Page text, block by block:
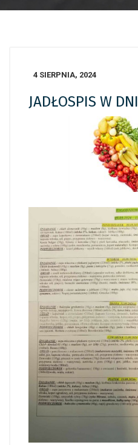
4 SIERPNIA, 2024
JADŁOSPIS W